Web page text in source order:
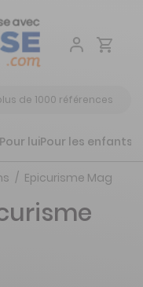
Aller
Pour luiPour les enfants
Epicurisme Mag